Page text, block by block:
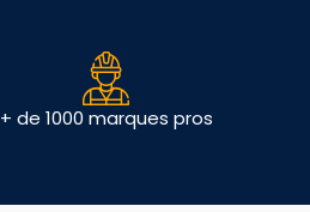
+ de 1000 marques pros